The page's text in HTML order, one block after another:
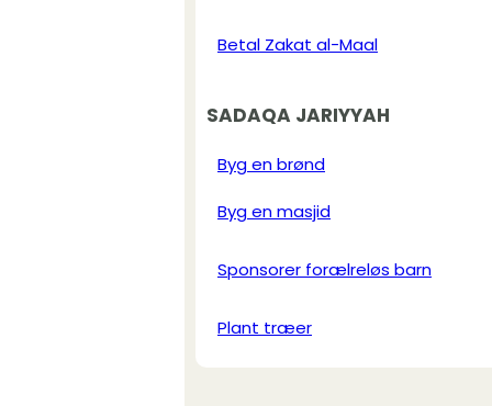
Betal Zakat al-Maal
SADAQA JARIYYAH
Byg en brønd
Byg en masjid
Sponsorer forælreløs barn
Plant træer